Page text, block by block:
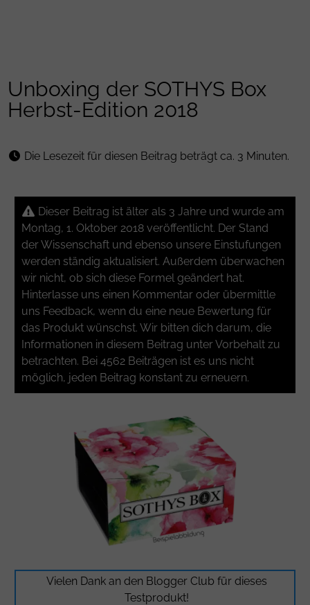
Unboxing der SOTHYS Box
Herbst-Edition 2018
Die Lesezeit für diesen Beitrag beträgt ca. 3 Minuten.
Dieser Beitrag ist älter als 3 Jahre und wurde am
Montag, 1. Oktober 2018 veröffentlicht. Der Stand
der Wissenschaft und ebenso unsere Einstufungen
werden ständig aktualisiert. Außerdem überwachen
wir nicht, ob sich diese Formel geändert hat.
Hinterlasse uns einen Kommentar oder übermittle
uns Feedback, wenn du eine neue Bewertung für
das Produkt wünschst. Wir bitten dich darum, die
Informationen in diesem Beitrag unter Vorbehalt zu
betrachten. Bei 4562 Beiträgen ist es uns nicht
möglich, jeden Beitrag konstant zu erneuern.
Vielen Dank an den Blogger Club für dieses
Testprodukt!